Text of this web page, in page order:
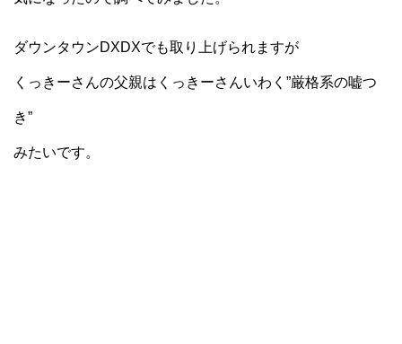
ダウンタウンDXDXでも取り上げられますが
くっきーさんの父親はくっきーさんいわく”厳格系の嘘つ
き”
みたいです。